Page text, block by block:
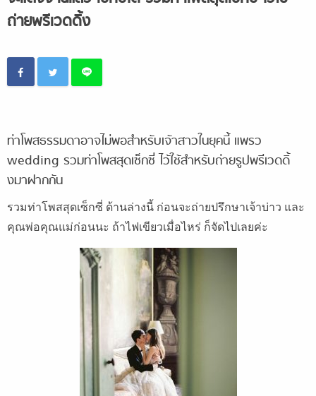
ถ่ายพรีเวดดิ้ง
ท่าโพสธรรมดาอาจไม่พอสำหรับเจ้าสาวในยุคนี้ แพรว
wedding รวมท่าโพสสุดเซ็กซี่ ไว้ใช้สำหรับถ่ายรูปพรีเวดดิ้
งมาฝากกัน
รวมท่าโพสสุดเซ็กซี่ ด้านล่างนี้ ก่อนจะถ่ายปรึกษาเจ้าบ่าว และ
คุณพ่อคุณแม่ก่อนนะ ถ้าไฟเขียวเมื่อไหร่ ก็จัดไปเลยค่ะ